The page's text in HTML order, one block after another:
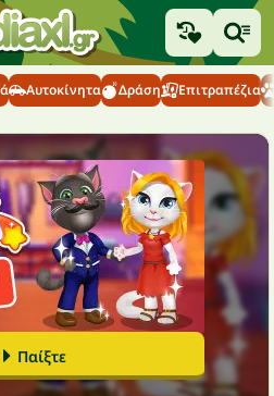
Αυτοκίνητα Δράση Επιτραπέζια
Παίξτε